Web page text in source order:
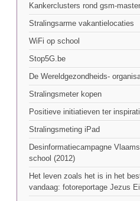
Kankerclusters rond gsm-
Stralingsarme vakantielocaties
WiFi op school
Stop5G.be
De Wereldgezondheids-
Stralingsmeter kopen
Positieve initiatieven ter
Stralingsmeting iPad
Desinformatiecampagne
school (2012)
Het leven zoals het is in het
vandaag: fotoreportage Jezus